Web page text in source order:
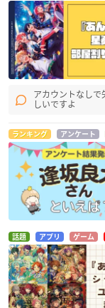
アカウントなし
しいですよ
ランキング アンケート
話題 アプリ ゲーム